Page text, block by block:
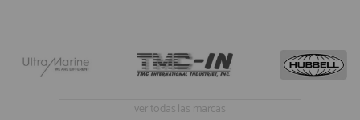
ver todas las marcas